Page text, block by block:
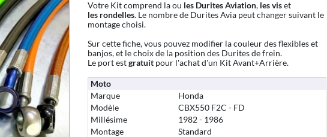
Votre Kit comprend la ou les Durites Aviation, les viset
les rondelles. Le nombre de Durites Avia peut changer suivant le
montage choisi.
Sur cette fiche, vous pouvez modifier la couleur des flexibles et
banjos, et le choix de la position des Durites de frein.
Le port estgratuitpour l'achat d'un Kit Avant+Arrière.
Moto
Marque
Honda
Modèle
CBX550 F2C - FD
Millésime
1982 - 1986
Montage
Standard